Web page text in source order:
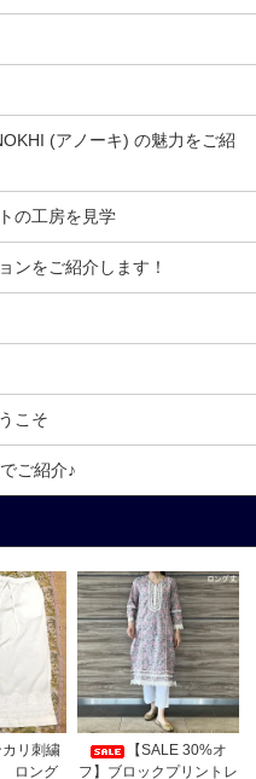
(アノーキ) の魅力をご紹
の工房を見学
ンをご紹介します！
こそ
ご紹介♪
リ刺繍
ロング
【SALE 30%オ
フ】ブロックプリントレ